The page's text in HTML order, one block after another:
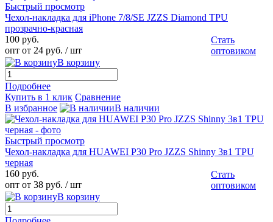
Быстрый просмотр
Чехол-накладка для iPhone 7/8/SE JZZS Diamond TPU
прозрачно-красная
100 руб.
опт от 24 руб. / шт
Стать
оптовиком
В корзину
Подробнее
Купить в 1 клик Сравнение
В избранное
В наличии
Быстрый просмотр
Чехол-накладка для HUAWEI P30 Pro JZZS Shinny 3в1 TPU
черная
160 руб.
опт от 38 руб. / шт
Стать
оптовиком
В корзину